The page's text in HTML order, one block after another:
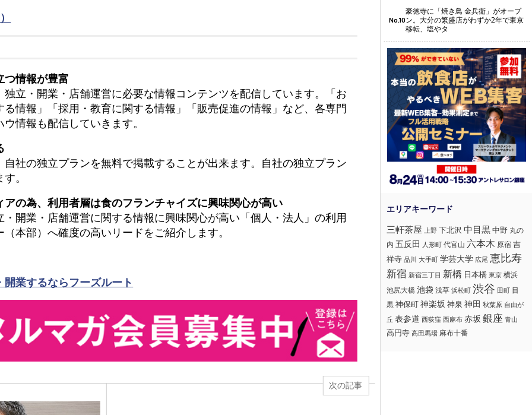
つ情報が豊富
立・開業・店舗運営に必要な情報コンテンツを配信しています。「お
情報」「採用・教育に関する情報」「販売促進の情報」など、各専門
情報も配信していきます。
社の独立プランを無料で掲載することが出来ます。自社の独立プラン
。
の為、利用者層は食のフランチャイズに興味関心が高い
開業・店舗運営に関する情報に興味関心が高い「個人・法人」の利用
本部）へ確度の高いリードをご紹介します。
業するならフーズルート
次の記事
No.10
豪徳寺に「焼き鳥 金兵衛」がオープ
ン。大分の繁盛店がわずか2年で東京
移転、塩やタ
三軒茶屋 上野 下北沢 中目黒中野 丸の
内 五反田 人形町 代官山 六本木 原宿 吉
祥寺 品川 大手町 学芸大学 広尾 恵比寿
新宿 新宿三丁目 新橋 日本橋 東京 横浜
池尻大橋 池袋浅草 浜松町 渋谷 田町 目
黒神保町神楽坂 神泉 神田 秋葉原 自由が
丘 表参道 西荻窪 西麻布 赤坂 銀座 青山
高円寺 高田馬場 麻布十番